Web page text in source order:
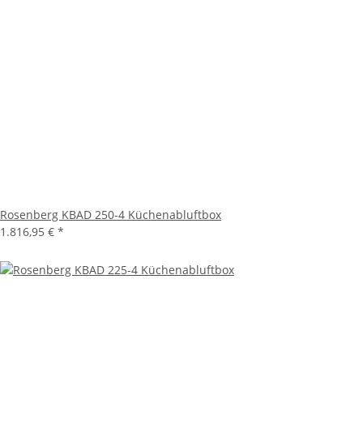
Rosenberg KBAD 250-4 Küchenabluftbox
1.816,95 € *